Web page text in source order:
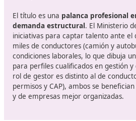
futuro.
Además, las tendencias hacia
y la movilidad urbana indican
transporte serán clave en la
industria. Aquellos que
preparados para cumplir con
también jugarán un papel